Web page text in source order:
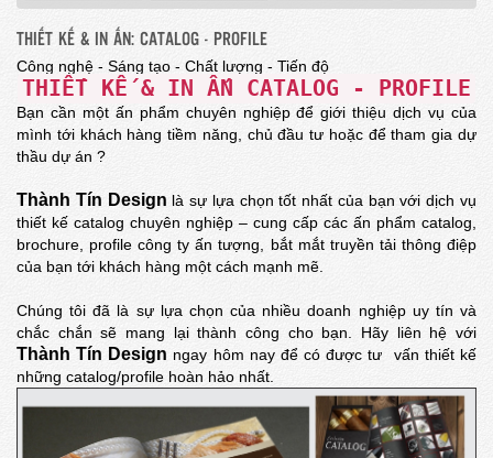
THIẾT KẾ & IN ẤN: CATALOG - PROFILE
Công nghệ - Sáng tạo - Chất lượng - Tiến độ
THIẾT KẾ & IN ẤN CATALOG - PROFILE
Bạn cần một ấn phẩm chuyên nghiệp để giới thiệu dịch vụ của
mình tới khách hàng tiềm năng, chủ đầu tư hoặc để tham gia dự
thầu dự án ?
Thành Tín Design là sự lựa chọn tốt nhất của bạn với dịch vụ
thiết kế catalog chuyên nghiệp – cung cấp các ấn phẩm catalog,
brochure, profile công ty ấn tượng, bắt mắt truyền tải thông điệp
của bạn tới khách hàng một cách mạnh mẽ.
Chúng tôi đã là sự lựa chọn của nhiều doanh nghiệp uy tín và
chắc chắn sẽ mang lại thành công cho bạn. Hãy liên hệ với
Thành Tín Design ngay hôm nay để có được tư vấn thiết kế
những catalog/profile hoàn hảo nhất.